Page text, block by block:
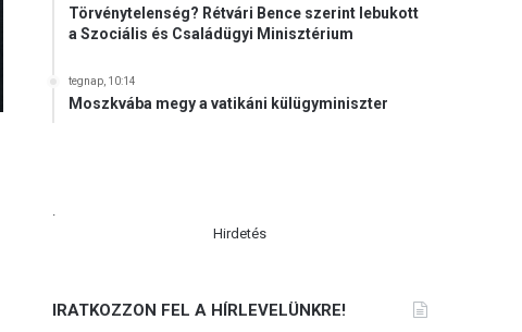
Törvénytelenség? Rétvári Bence szerint lebukott
a Szociális és Családügyi Minisztérium
tegnap, 10:14
Moszkvába megy a vatikáni külügyminiszter
.
Hirdetés
IRATKOZZON FEL A HÍRLEVELÜNKRE!